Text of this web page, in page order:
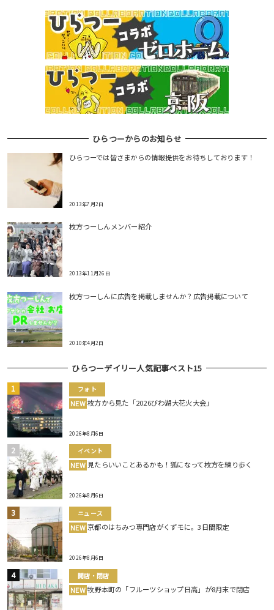
ひらつーからのお知らせ
ひらつーでは皆さまからの情報提供をお待ちしております！
2013年7月2日
枚方つーしんメンバー紹介
2013年11月26日
枚方つーしんに広告を掲載しませんか？広告掲載について
2010年4月2日
ひらつーデイリー人気記事ベスト15
フォト
NEW 枚方から見た「2026びわ湖大花火大会」
2026年8月6日
イベント
NEW 見たらいいことあるかも！狐になって枚方を練り歩く
2026年8月6日
ニュース
NEW 京都のはちみつ専門店がくずモに。3日間限定
2026年8月6日
開店・閉店
NEW 牧野本町の「フルーツショップ日高」が8月末で閉店